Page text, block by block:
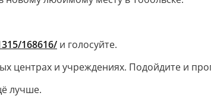
168616/ и голосуйте.
центрах и учреждениях. Подойдите и
лучше.